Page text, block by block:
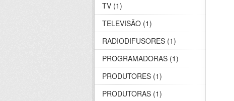
TV (1)
TELEVISÃO (1)
RADIODIFUSORES (1)
PROGRAMADORAS (1)
PRODUTORES (1)
PRODUTORAS (1)